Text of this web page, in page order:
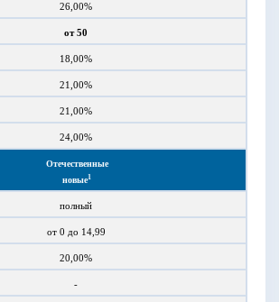
26,00%
от 50
18,00%
21,00%
21,00%
24,00%
Отечественные
новые1
полный
от 0 до 14,99
20,00%
-